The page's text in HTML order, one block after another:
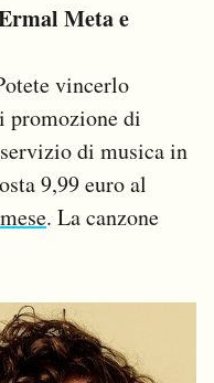
Meta e
vincerlo
promozione di
di musica in
9,99 euro al
. La canzone